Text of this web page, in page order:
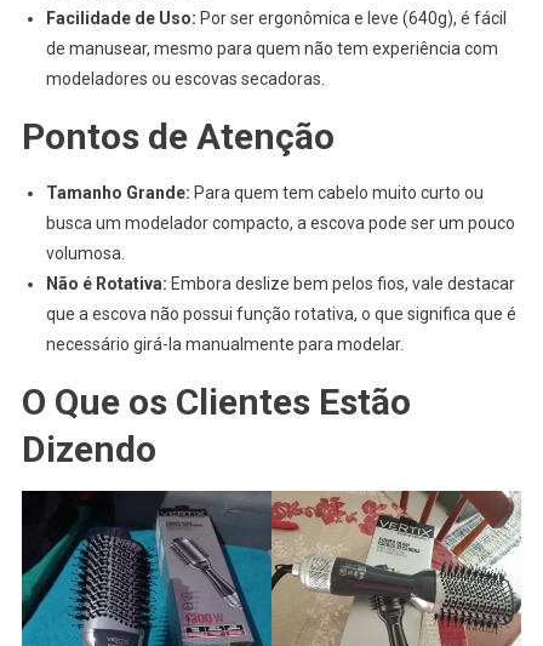
Facilidade de Uso: Por ser ergonômica e leve (640g), é fácil
de manusear, mesmo para quem não tem experiência com
modeladores ou escovas secadoras.
Pontos de Atenção
Tamanho Grande: Para quem tem cabelo muito curto ou
busca um modelador compacto, a escova pode ser um pouco
volumosa.
Não é Rotativa: Embora deslize bem pelos fios, vale destacar
que a escova não possui função rotativa, o que significa que é
necessário girá-la manualmente para modelar.
O Que os Clientes Estão
Dizendo